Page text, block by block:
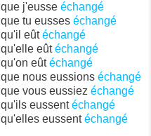
que j'eusse échangé
que tu eusses échangé
qu'il eûtéchangé
qu'elle eûtéchangé
qu'on eûtéchangé
que nous eussions échangé
que vous eussiez échangé
qu'ils eussentéchangé
qu'elles eussentéchangé